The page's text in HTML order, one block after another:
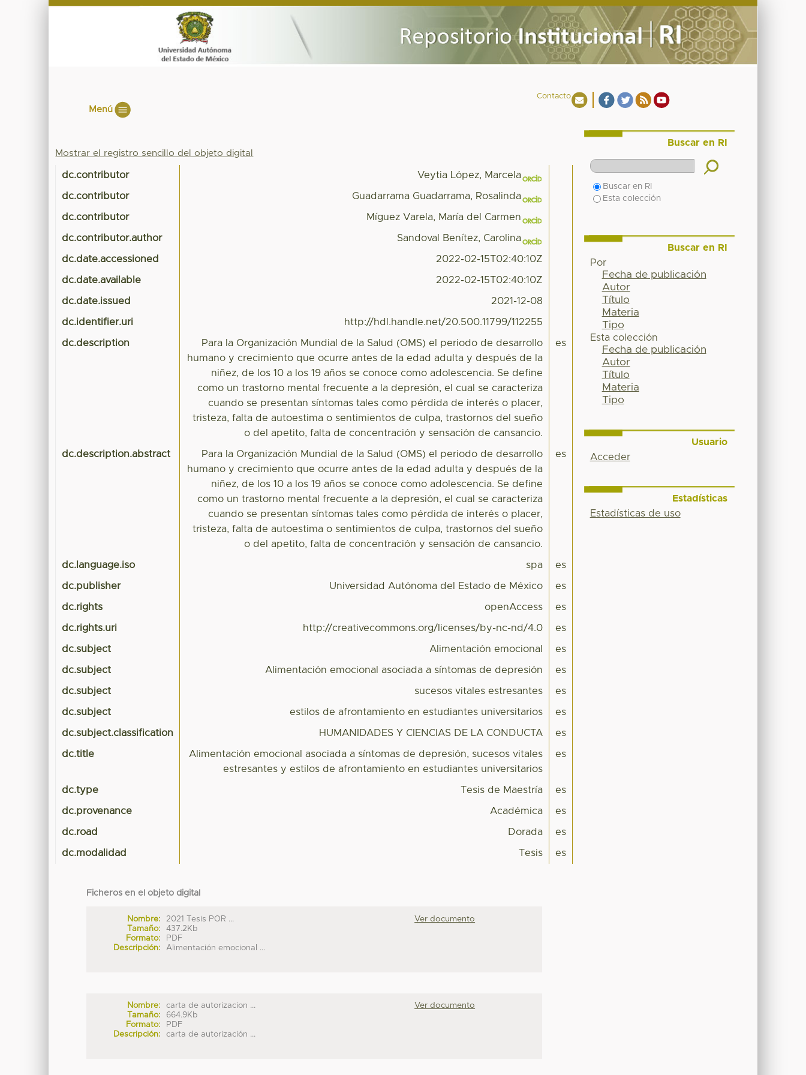
Contacto
Menú
Mostrar el registro sencillo del objeto digital
dc.contributor Veytia López, Marcela
dc.contributor Guadarrama Guadarrama, Rosalinda
dc.contributor Míguez Varela, María del Carmen
dc.contributor.author Sandoval Benítez, Carolina
dc.date.accessioned 2022-02-15T02:40:10Z
dc.date.available 2022-02-15T02:40:10Z
dc.date.issued 2021-12-08
dc.identifier.uri http://hdl.handle.net/20.500.11799/112255
dc.description
Para la Organización Mundial de la Salud (OMS) el periodo de desarrollo
humano y crecimiento que ocurre antes de la edad adulta y después de la
niñez, de los 10 a los 19 años se conoce como adolescencia. Se define
como un trastorno mental frecuente a la depresión, el cual se caracteriza
cuando se presentan síntomas tales como pérdida de interés o placer,
tristeza, falta de autoestima o sentimientos de culpa, trastornos del sueño
o del apetito, falta de concentración y sensación de cansancio.
es
dc.description.abstract
Para la Organización Mundial de la Salud (OMS) el periodo de desarrollo
humano y crecimiento que ocurre antes de la edad adulta y después de la
niñez, de los 10 a los 19 años se conoce como adolescencia. Se define
como un trastorno mental frecuente a la depresión, el cual se caracteriza
cuando se presentan síntomas tales como pérdida de interés o placer,
tristeza, falta de autoestima o sentimientos de culpa, trastornos del sueño
o del apetito, falta de concentración y sensación de cansancio.
es
dc.language.iso spa es
dc.publisher Universidad Autónoma del Estado de México es
dc.rights openAccess es
dc.rights.uri http://creativecommons.org/licenses/by-nc-nd/4.0 es
dc.subject Alimentación emocional es
dc.subject Alimentación emocional asociada a síntomas de depresión es
dc.subject sucesos vitales estresantes es
dc.subject estilos de afrontamiento en estudiantes universitarios es
dc.subject.classification HUMANIDADES Y CIENCIAS DE LA CONDUCTA es
dc.title
Alimentación emocional asociada a síntomas de depresión, sucesos vitales
estresantes y estilos de afrontamiento en estudiantes universitarios
es
dc.type Tesis de Maestría es
dc.provenance Académica es
dc.road Dorada es
dc.modalidad Tesis es
Ficheros en el objeto digital
Nombre:
2021 Tesis POR ...
Tamaño:
437.2Kb
Formato:
PDF
Descripción:
Alimentación emocional ...
Ver documento
Nombre:
carta de autorizacion ...
Tamaño:
664.9Kb
Formato:
PDF
Descripción:
carta de autorización ...
Ver documento
Buscar en RI
Buscar en RI
Esta colección
Buscar en RI
Por
Fecha de publicación
Autor
Título
Materia
Tipo
Esta colección
Fecha de publicación
Autor
Título
Materia
Tipo
Usuario
Acceder
Estadísticas
Estadísticas de uso